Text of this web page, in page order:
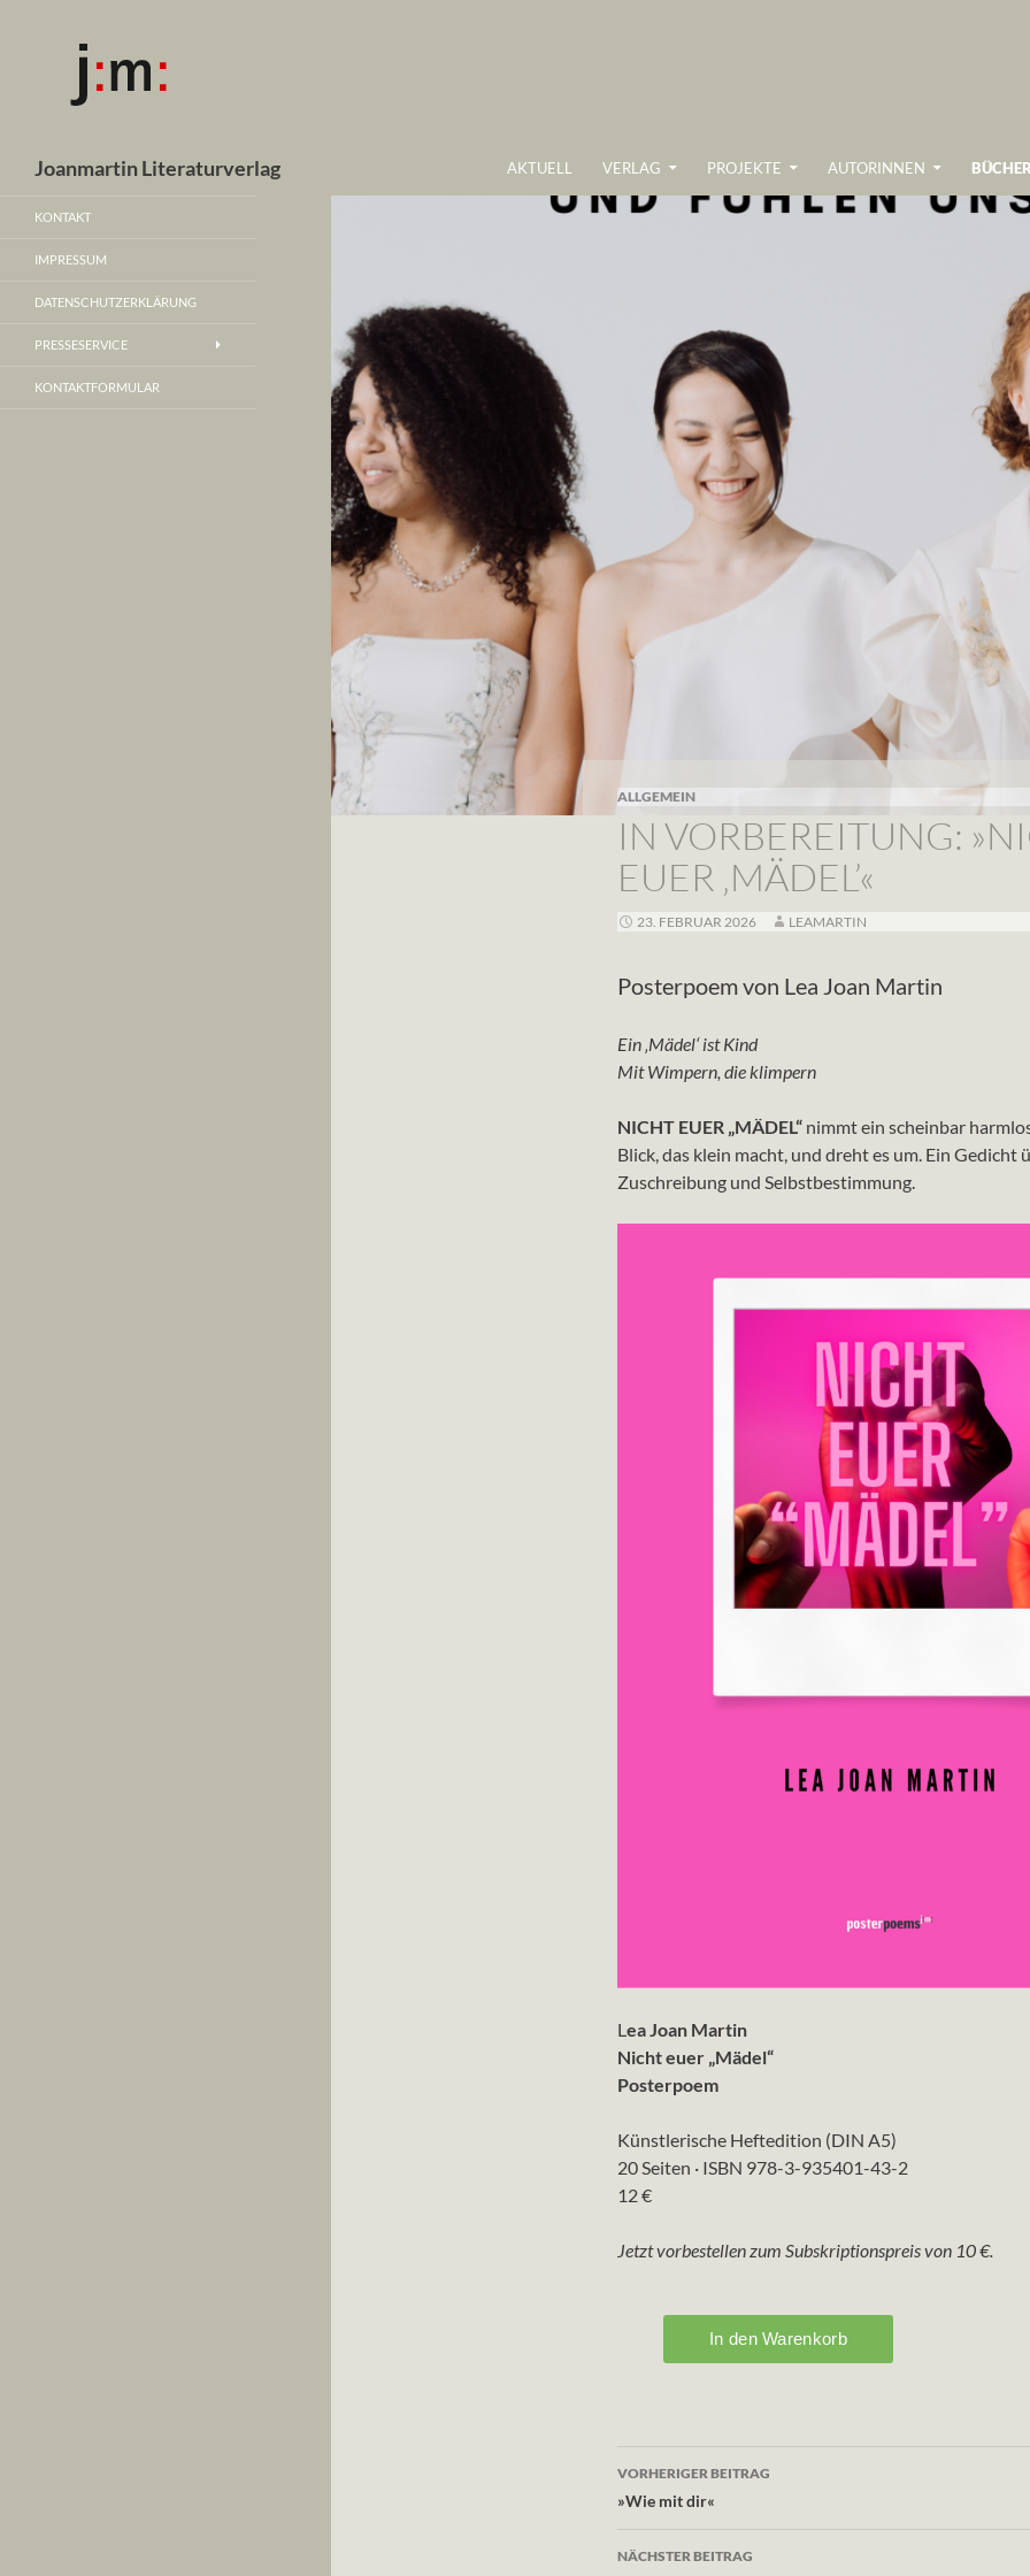
Joanmartin Literaturverlag
AKTUELL
VERLAG PROJEKTE AUTORINNEN
ALLGEMEIN
IN VORBEREITUNG:
EUER ‚MÄDEL’«
23. FEBRUAR 2026 LEAMARTIN
Posterpoem von Lea Joan Martin
Ein ‚Mädel‘ ist Kind
Mit Wimpern, die klimpern
NICHT EUER „MÄDEL“ nimmt ein scheinbar
Blick, das klein macht, und dreht es um. Ein Gedicht
Zuschreibung und Selbstbestimmung.
Lea Joan Martin
Nicht euer „Mädel“
Posterpoem
Künstlerische Heftedition (DIN A5)
20 Seiten · ISBN 978-3-935401-43-2
12 €
Jetzt vorbestellen zum Subskriptionspreis von 10 €.
Beitragsnavigation
VORHERIGER BEITRAG
»Wie mit dir«
NÄCHSTER BEITRAG
KONTAKT
IMPRESSUM
DATENSCHUTZERKLÄRUNG
PRESSESERVICE
KONTAKTFORMULAR